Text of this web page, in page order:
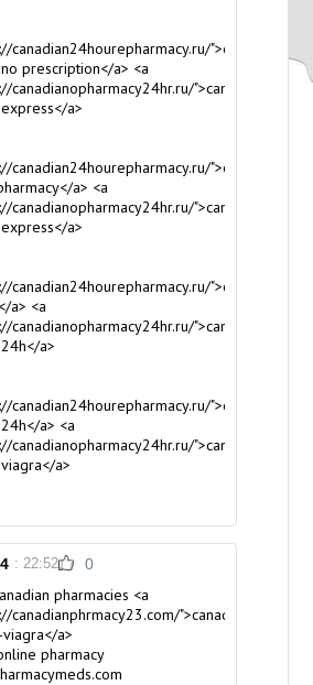
canadian24hourepharmacy.ru/">online
prescription</a> <a
canadianopharmacy24hr.ru/">canadian
a>
canadian24hourepharmacy.ru/">online
a> <a
canadianopharmacy24hr.ru/">canadian
a>
canadian24hourepharmacy.ru/">canadian
a> <a
canadianopharmacy24hr.ru/">canada
a>
canadian24hourepharmacy.ru/">canada
a> <a
canadianopharmacy24hr.ru/">canadian
a>
: 22:52 0
pharmacies <a
canadianphrmacy23.com/">canadian
a>
pharmacy